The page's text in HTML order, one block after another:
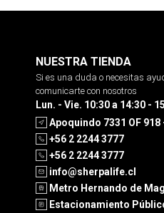
NUESTRA TIENDA
Si es una duda o necesitas
comunicarte con nosotros
Lun. - Vie. 10:30 a 14:30 -
Apoquindo 7331 OF 918
+56 2 2244 3777
+56 2 2244 3777
info@sherpalife.cl
Metro Hernando de
Estacionamiento